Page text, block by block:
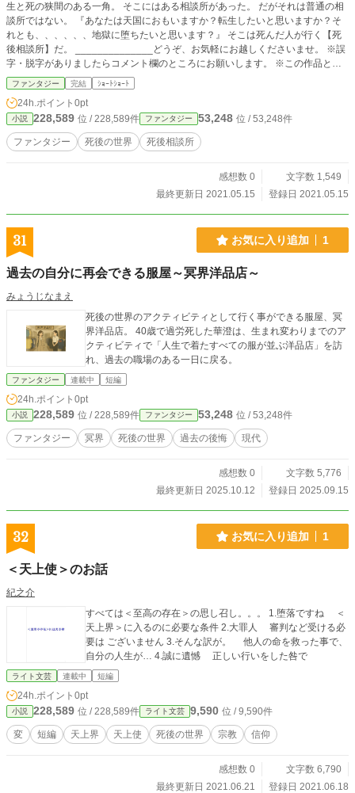
生と死の狭間のある一角。 そこにはある相談所があった。 だがそれは普通の相
談所ではない。 『あなたは天国におもいますか？転生したいと思いますか？そ
れとも、、、、、、地獄に堕ちたいと思います？』 そこは死んだ人が行く【死
後相談所】だ。 ______________どうぞ、お気軽にお越しくださいませ。 ※誤
字・脱字がありましたらコメント欄のところにお願いします。 ※この作品と同
じような作品があったらコメント欄にお願いします。
ファンタジー 完結 ｼｮｰﾄｼｮｰﾄ
24h.ポイント 0pt
小説 228,589 位 / 228,589件 ファンタジー 53,248 位 / 53,248件
ファンタジー 死後の世界 死後相談所
感想数 0
文字数 1,549
最終更新日 2021.05.15
登録日 2021.05.15
31 お気に入り追加 1
過去の自分に再会できる服屋～冥界洋品店～
みょうじなまえ
死後の世界のアクティビティとして行く事ができる服屋、冥
界洋品店。 40歳で過労死した華澄は、生まれ変わりまでのア
クティビティで「人生で着たすべての服が並ぶ洋品店」を訪
れ、過去の職場のある一日に戻る。
ファンタジー 連載中 短編
24h.ポイント 0pt
小説 228,589 位 / 228,589件 ファンタジー 53,248 位 / 53,248件
ファンタジー 冥界 死後の世界 過去の後悔 現代
感想数 0
文字数 5,776
最終更新日 2025.10.12
登録日 2025.09.15
32 お気に入り追加 1
＜天上使＞のお話
紀之介
すべては＜至高の存在＞の思し召し。。。 1.堕落ですね ＜
天上界＞に入るのに必要な条件 2.大罪人 審判など受ける必
要は ございません 3.そんな訳が。 他人の命を救った事で、
自分の人生が… 4.誠に遺憾 正しい行いをした咎で
ライト文芸 連載中 短編
24h.ポイント 0pt
小説 228,589 位 / 228,589件 ライト文芸 9,590 位 / 9,590件
変 短編 天上界 天上使 死後の世界 宗教 信仰
感想数 0
文字数 6,790
最終更新日 2021.06.21
登録日 2021.06.18